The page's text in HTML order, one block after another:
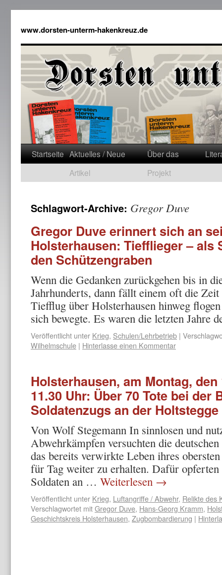
www.dorsten-unterm-hakenkreuz.de
Startseite Aktuelles / Neue
Artikel
Über das
Projekt
Schlagwort-Archive: Gregor Duve
Gregor Duve erinnert sich an
Holsterhausen: Tiefflieger – als
den Schützengraben
Wenn die Gedanken zurückgehen bis in
Jahr­hunderts, dann fällt einem oft die
Tiefflug über Holsterhausen hinweg
sich bewegte. Es waren die letzten Jahre
Veröffentlicht unter Krieg, Schulen/Lehrbetrieb |
Wilhelmschule | Hinterlasse einen Kommentar
Holsterhausen, am Montag, den
11.30 Uhr: Über 70 Tote bei der
Soldatenzugs an der Holtstegge
Von Wolf Stegemann In sinnlosen und
Abwehrkämpfen versuchten die
das bereits verwirkte Leben ihres
für Tag weiter zu erhalten. Dafür opferten
Soldaten an … Weiterlesen →
Veröffentlicht unter Krieg, Luftangriffe / Abwehr, Relikte des
Verschlagwortet mitGregor Duve, Hans-Georg Kramm,
Geschichtskreis Holsterhausen, Zugbombardierung |